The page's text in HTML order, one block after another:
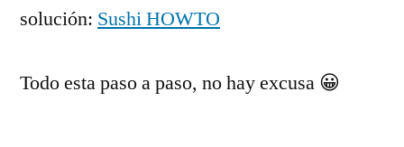
solución: Sushi HOWTO
Todo esta paso a paso, no hay excusa 😀